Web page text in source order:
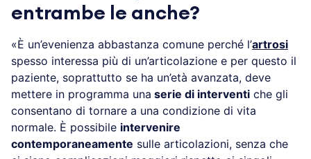
entrambe le anche?
«È un’evenienza abbastanza comune perché l’artrosi
spesso interessa più di un’articolazione e per questo il
paziente, soprattutto se ha un’età avanzata, deve
mettere in programma una serie di interventi che gli
consentano di tornare a una condizione di vita
normale. È possibile intervenire
contemporaneamente sulle articolazioni, senza che